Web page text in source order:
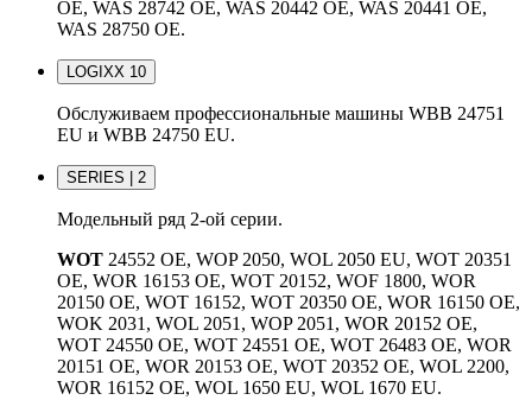
OE, WAS 28742 OE, WAS 20442 OE, WAS 20441 OE,
WAS 28750 OE.
LOGIXX 10
Обслуживаем профессиональные машины WBB 24751
EU и WBB 24750 EU.
SERIES | 2
Модельный ряд 2-ой серии.
WOT 24552 OE, WOP 2050, WOL 2050 EU, WOT 20351
OE, WOR 16153 OE, WOT 20152, WOF 1800, WOR
20150 OE, WOT 16152, WOT 20350 OE, WOR 16150 OE,
WOK 2031, WOL 2051, WOP 2051, WOR 20152 OE,
WOT 24550 OE, WOT 24551 OE, WOT 26483 OE, WOR
20151 OE, WOR 20153 OE, WOT 20352 OE, WOL 2200,
WOR 16152 OE, WOL 1650 EU, WOL 1670 EU.